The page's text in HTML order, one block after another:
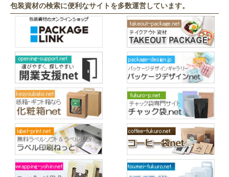
包装資材の検索に便利なサイトを多数運営しています。